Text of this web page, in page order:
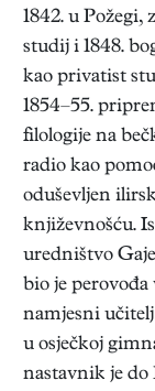
1842. u Požegi,
studij i 1848.
kao privatist
1854–55.
filologije na
radio kao
oduševljen
književnošću.
uredništvo
bio je perovođa
namjesni učitelj
u osječkoj
nastavnik je do